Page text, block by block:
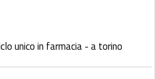
unico in farmacia - a torino